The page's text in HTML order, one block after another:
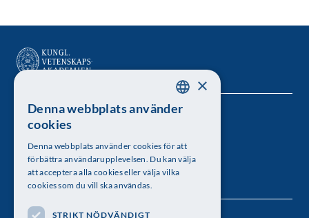
Kungl. Vetenskapsakademien
Besöksadress: Lilla Frescativägen 4A
Telefon: 08-673 95 00
SWEDISH
×
Denna webbplats använder
cookies
Denna webbplats använder cookies för att
förbättra användarupplevelsen. Du kan välja
att acceptera alla cookies eller välja vilka
cookies som du vill ska användas.
STRIKT NÖDVÄNDIGT